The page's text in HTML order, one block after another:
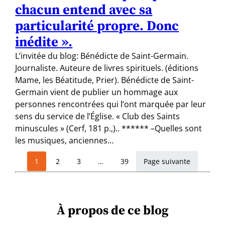
chacun entend avec sa
particularité propre. Donc
inédite ».
L’invitée du blog: Bénédicte de Saint-Germain.
Journaliste. Auteure de livres spirituels. (éditions
Mame, les Béatitude, Prier). Bénédicte de Saint-
Germain vient de publier un hommage aux
personnes rencontrées qui l’ont marquée par leur
sens du service de l’Église. « Club des Saints
minuscules » (Cerf, 181 p.,).. ****** –Quelles sont
les musiques, anciennes…
1 2 3 … 39 Page suivante
À propos de ce blog